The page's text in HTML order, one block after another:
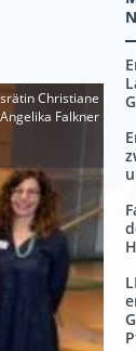
Christiane
Falkner